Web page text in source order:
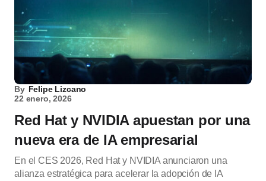
By Felipe Lizcano
22 enero, 2026
Red Hat y NVIDIA apuestan por una
nueva era de IA empresarial
En el CES 2026, Red Hat y NVIDIA anunciaron una
alianza estratégica para acelerar la adopción de IA